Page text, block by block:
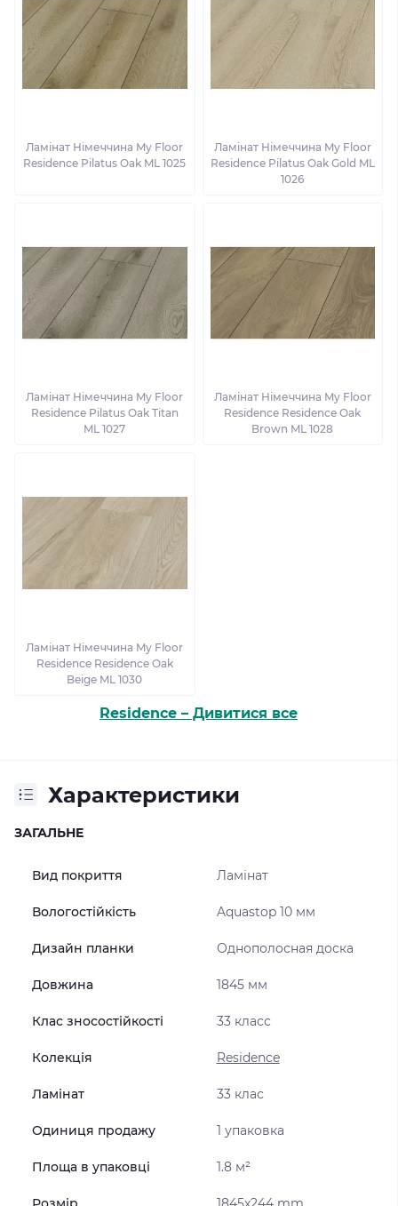
Ламінат Німеччина My Floor
Residence Pilatus Oak ML 1025
Ламінат Німеччина My Floor
Residence Pilatus Oak Gold ML
1026
Ламінат Німеччина My Floor
Residence Pilatus Oak Titan
ML 1027
Ламінат Німеччина My Floor
Residence Residence Oak
Brown ML 1028
Ламінат Німеччина My Floor
Residence Residence Oak
Beige ML 1030
Residence – Дивитися все
Характеристики
ЗАГАЛЬНЕ
Вид покриття Ламінат
Вологостійкість Aquastop 10 мм
Дизайн планки Однополосная доска
Довжина 1845 мм
Клас зносостійкості 33 класс
Колекція Residence
Ламінат 33 клас
Одиниця продажу 1 упаковка
Площа в упаковці 1.8 м²